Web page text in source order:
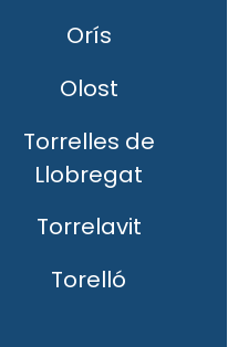
Orís
Olost
Torrelles de
Llobregat
Torrelavit
Torelló